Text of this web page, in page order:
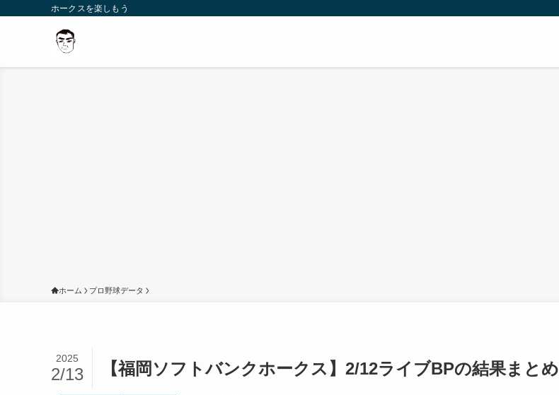
ホークスを楽しもう
ホーム プロ野球データ
【福岡ソフトバンクホークス】2/12ライブBPの結果まとめ
2025
2/13